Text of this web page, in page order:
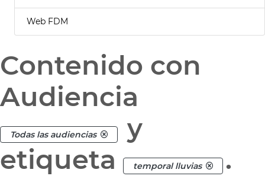
Web FDM
Contenido con
Audiencia
Todas las audiencias
y
etiqueta
temporal lluvias .